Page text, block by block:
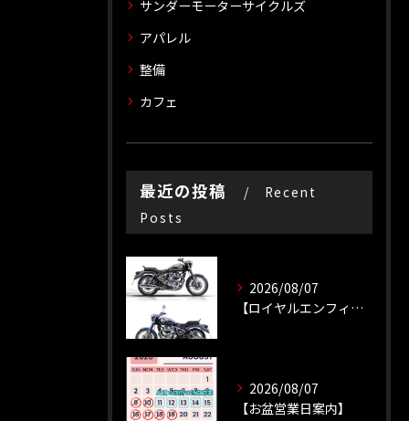
サンダーモーターサイクルズ
アパレル
整備
カフェ
最近の投稿
Recent
Posts
2026/08/07
【ロイヤルエンフィールド】【新車種】
2026/08/07
【お盆営業日案内】